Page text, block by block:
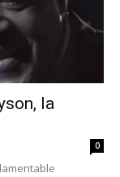
la
0